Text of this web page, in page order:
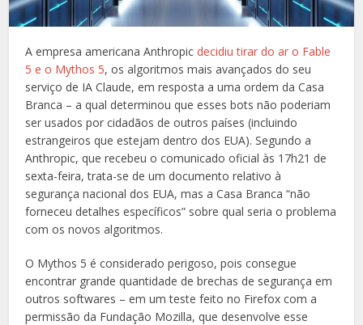
A empresa americana Anthropic decidiu tirar do ar o Fable
5 e o Mythos 5, os algoritmos mais avançados do seu
serviço de IA Claude, em resposta a uma ordem da Casa
Branca – a qual determinou que esses bots não poderiam
ser usados por cidadãos de outros países (incluindo
estrangeiros que estejam dentro dos EUA). Segundo a
Anthropic, que recebeu o comunicado oficial às 17h21 de
sexta-feira, trata-se de um documento relativo à
segurança nacional dos EUA, mas a Casa Branca “não
forneceu detalhes específicos” sobre qual seria o problema
com os novos algoritmos.
O Mythos 5 é considerado perigoso, pois consegue
encontrar grande quantidade de brechas de segurança em
outros softwares – em um teste feito no Firefox com a
permissão da Fundação Mozilla, que desenvolve esse